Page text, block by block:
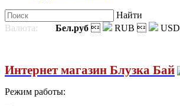
Найти
Валюта:
Бел.руб  RUB  USD
Интернет магазин Блузка Бай
Режим работы: